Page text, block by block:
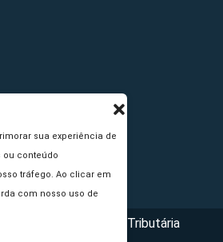
sua experiência de
ou conteúdo
tráfego. Ao clicar em
com nosso uso de
- Portal da Reforma Tributária